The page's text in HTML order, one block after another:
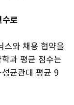
로
스와 채용 협약을
과 평균 점수는
균관대 평균 9